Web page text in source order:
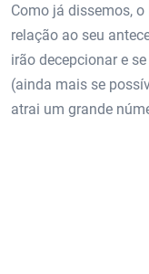
Como já dissemos,
relação ao seu
irão decepcionar e
(ainda mais se
atrai um grande